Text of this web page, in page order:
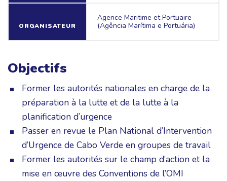
ORGANISATEUR
Agence Maritime et Portuaire
(Agência Marítima e Portuária)
Objectifs
Former les autorités nationales en charge de la
préparation à la lutte et de la lutte à la
planification d’urgence
Passer en revue le Plan National d’Intervention
d’Urgence de Cabo Verde en groupes de travail
Former les autorités sur le champ d’action et la
mise en œuvre des Conventions de l’OMI